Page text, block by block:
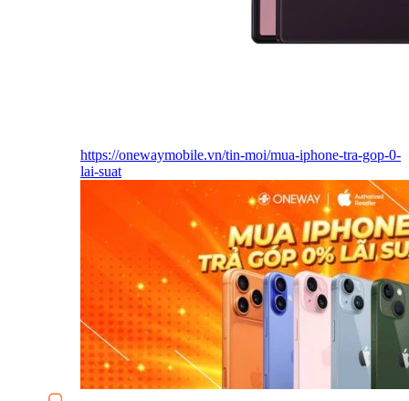
https://onewaymobile.vn/tin-moi/mua-iphone-tra-gop-0-
lai-suat